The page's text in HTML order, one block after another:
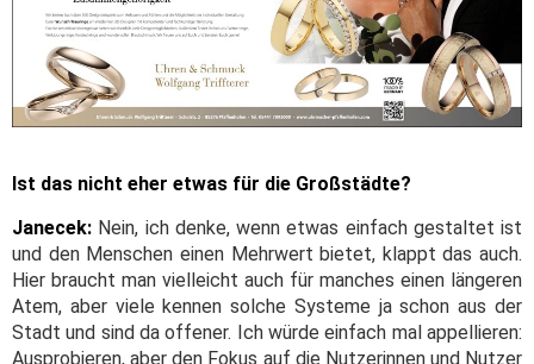
Ist das nicht eher etwas für die Großstädte?
Janecek: Nein, ich denke, wenn etwas einfach gestaltet ist
und den Menschen einen Mehrwert bietet, klappt das auch.
Hier braucht man vielleicht auch für manches einen längeren
Atem, aber viele kennen solche Systeme ja schon aus der
Stadt und sind da offener. Ich würde einfach mal appellieren:
Ausprobieren, aber den Fokus auf die Nutzerinnen und Nutzer